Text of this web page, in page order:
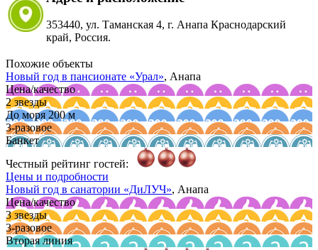
353440, ул. Таманская 4, г. Анапа Краснодарский
край, Россия.
Похожие объекты
Новый год в пансионате «Урал», Анапа
Цена/качество
2 звезды
До моря 200 м
3-разовое
Банкет
Честный рейтинг гостей:
Цены и подробности
Новый год в санатории «ДиЛУЧ», Анапа
Цена/качество
3 звезды
3-разовое
Вторая линия